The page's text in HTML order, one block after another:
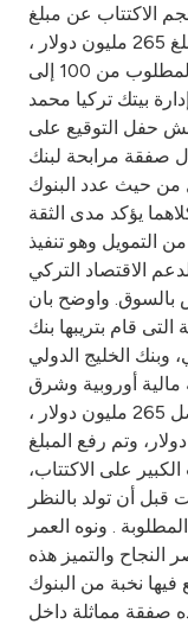
Contact us
Branch & ATM
Germany
Malaysia
Turkey
Egypt
UK
Kingdom of
الاكتتاب عن مبلغ
الطلب الأساسي بنسبة 165 في المئة ، فبلغ 265 مليون دولار ،
مما دعا بيتك- تركيا إلى مضاعفة المبلغ المطلوب من 100 إلى
بيتك تركيا محمد
حفل التوقيع على
صفقة مرابحة لبنك
من حيث عدد البنوك
يؤكد مدى الثقة
التمويل وهو تنفيذ
الاقتصاد التركي
بالسوق. واوضح بان
قام بتريبها بنك
وبنك الخليج الدولي
32 بنك ومؤسسة مالية أوروبية وشرق
أوسطية وخليجية ، بالتزام إجمالي وصل 265 مليون دولار ،
في البداية 100 مليون دولار، وتم رفع المبلغ
الكبير على الاكتتاب،
قبل أن تولد بالنظر
. ونوه العمر
النجاح والتميز هذه
نخبة من البنوك
صفقة مماثلة داخل